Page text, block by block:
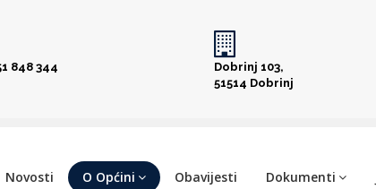
848 344
Dobrinj 103,
51514 Dobrinj
Novosti O Općini Obavijesti Dokumenti